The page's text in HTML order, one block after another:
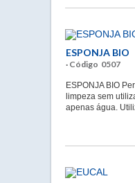
ESPONJA BIO
· Código 0507
ESPONJA BIO
limpeza sem
apenas água.